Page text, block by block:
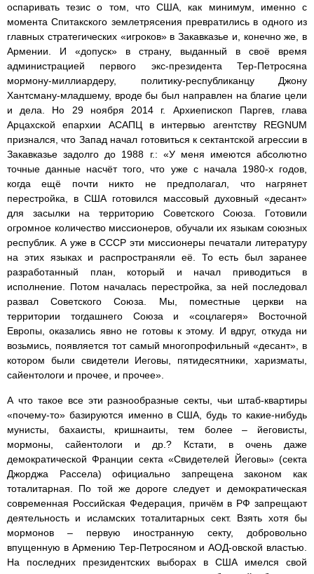
оспаривать тезис о том, что США, как минимум, именно с
момента Спитакского землетрясения превратились в одного из
главных стратегических «игроков» в Закавказье и, конечно же, в
Армении. И «допуск» в страну, выданный в своё время
администрацией первого экс-президента Тер-Петросяна
мормону-миллиардеру, политику-республиканцу Джону
Хантсману-младшему, вроде бы был направлен на благие цели
и дела. Но 29 ноября 2014 г. Архиепископ Паргев, глава
Арцахской епархии АСАПЦ в интервью агентству REGNUM
признался, что Запад начал готовиться к сектантской агрессии в
Закавказье задолго до 1988 г.: «У меня имеются абсолютно
точные данные насчёт того, что уже с начала 1980-х годов,
когда ещё почти никто не предполагал, что нагрянет
перестройка, в США готовился массовый духовный «десант»
для засылки на территорию Советского Союза. Готовили
огромное количество миссионеров, обучали их языкам союзных
республик. А уже в СССР эти миссионеры печатали литературу
на этих языках и распространяли её. То есть был заранее
разработанный план, который и начал приводиться в
исполнение. Потом началась перестройка, за ней последовал
развал Советского Союза. Мы, поместные церкви на
территории тогдашнего Союза и «соцлагеря» Восточной
Европы, оказались явно не готовы к этому. И вдруг, откуда ни
возьмись, появляется тот самый многопрофильный «десант», в
котором были свидетели Иеговы, пятидесятники, харизматы,
сайентологи и прочее, и прочее».
А что такое все эти разнообразные секты, чьи штаб-квартиры
«почему-то» базируются именно в США, будь то какие-нибудь
мунисты, бахаисты, кришнаиты, тем более – йеговисты,
мормоны, сайентологи и др.? Кстати, в очень даже
демократической Франции секта «Свидетелей Йеговы» (секта
Джорджа Рассела) официально запрещена законом как
тоталитарная. По той же дороге следует и демократическая
современная Российская Федерация, причём в РФ запрещают
деятельность и исламских тоталитарных сект. Взять хотя бы
мормонов – первую иностранную секту, добровольно
впущенную в Армению Тер-Петросяном и АОД-овской властью.
На последних президентских выборах в США имелся свой